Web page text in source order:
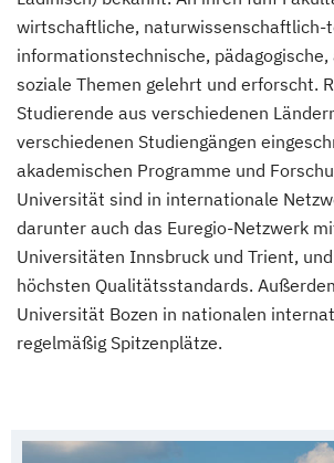
wirtschaftliche, naturwissenschaftlich-
informationstechnische,
soziale Themen gelehrt und erforscht.
Studierende aus verschiedenen
verschiedenen Studiengängen
akademischen Programme und
Universität sind in internationale
darunter auch das Euregio-Netzwerk
Universitäten Innsbruck und Trient,
höchsten Qualitätsstandards.
Universität Bozen in nationalen
regelmäßig Spitzenplätze.